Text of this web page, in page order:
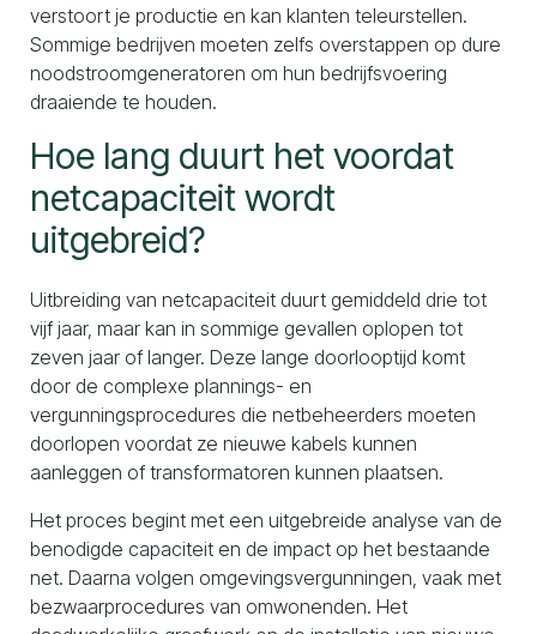
verstoort je productie en kan klanten teleurstellen.
Sommige bedrijven moeten zelfs overstappen op dure
noodstroomgeneratoren om hun bedrijfsvoering
draaiende te houden.
Hoe lang duurt het voordat
netcapaciteit wordt
uitgebreid?
Uitbreiding van netcapaciteit duurt gemiddeld drie tot
vijf jaar, maar kan in sommige gevallen oplopen tot
zeven jaar of langer. Deze lange doorlooptijd komt
door de complexe plannings- en
vergunningsprocedures die netbeheerders moeten
doorlopen voordat ze nieuwe kabels kunnen
aanleggen of transformatoren kunnen plaatsen.
Het proces begint met een uitgebreide analyse van de
benodigde capaciteit en de impact op het bestaande
net. Daarna volgen omgevingsvergunningen, vaak met
bezwaarprocedures van omwonenden. Het